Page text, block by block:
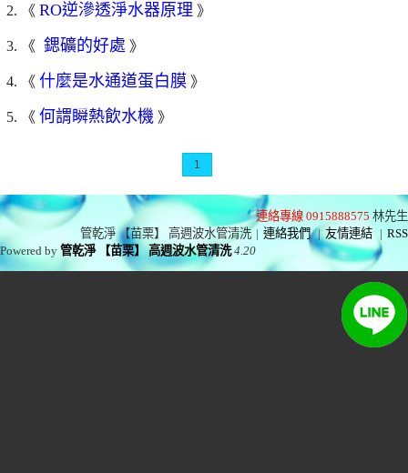
2. 《 RO逆滲透淨水器原理 》
3. 《 鍶礦的好處 》
4. 《 什麼是水通道蛋白膜 》
5. 《 何謂瞬熱飲水機 》
1
連絡專線 0915888575 林先生
管乾淨 【苗栗】 高週波水管清洗 | 連絡我們 | 友情連結 | RSS
Powered by管乾淨 【苗栗】 高週波水管清洗 4.20